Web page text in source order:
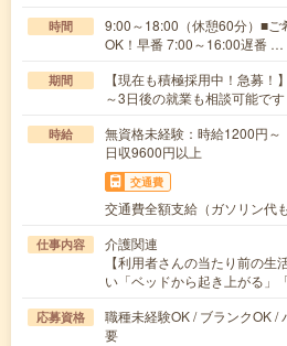
時間
9:00～18:00（休憩60分）■ご
OK！早番 7:00～16:00遅番 …
期間
【現在も積極採用中！急募
～3日後の就業も相談可能です
時給
無資格未経験：時給1200
日収9600円以上
交通費
交通費全額支給（ガソリン代
仕事内容
介護関連
【利用者さんの当たり前の
い「ベッドから起き上がる」
応募資格
職種未経験OK / ブランクOK /
要